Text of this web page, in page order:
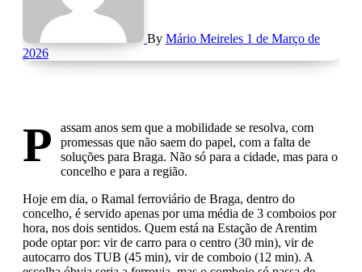
By Mário Meireles 1 de Março de
2026
P
assam anos sem que a mobilidade se resolva, com
promessas que não saem do papel, com a falta de
soluções para Braga. Não só para a cidade, mas para o
concelho e para a região.
Hoje em dia, o Ramal ferroviário de Braga, dentro do
concelho, é servido apenas por uma média de 3 comboios por
hora, nos dois sentidos. Quem está na Estação de Arentim
pode optar por: vir de carro para o centro (30 min), vir de
autocarro dos TUB (45 min), vir de comboio (12 min). A